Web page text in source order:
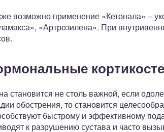
возможно применение «Кетонала» –
«Артрозилена». При
становится не столь важной, если
обострения, то становится
быстрому и эффективному
к разрушению сустава и часто